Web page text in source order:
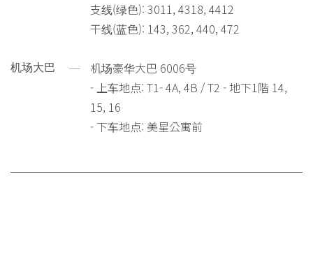
支线(绿色): 3011, 4318, 4412
干线(蓝色): 143, 362, 440, 472
机场大巴
机场豪华大巴 6006号
- 上车地点: T1- 4A, 4B / T2 - 地下1階 14,
15, 16
- 下车地点: 美星公寓前